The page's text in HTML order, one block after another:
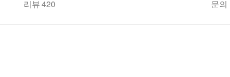
리뷰 420 문의